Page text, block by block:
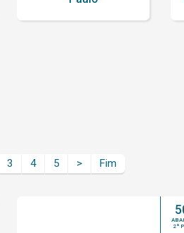
3 4 5 > Fim
2ª